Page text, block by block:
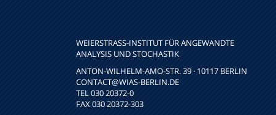
WEIERSTRASS-INSTITUT FÜR ANGEWANDTE A
NALYSIS UND STOCHASTIK
ANTON-WILHELM-AMO-STR. 39 · 10117 BERLIN
CONTACT@WIAS-BERLIN.DE
TEL 030 20372-0
FAX 030 20372-303